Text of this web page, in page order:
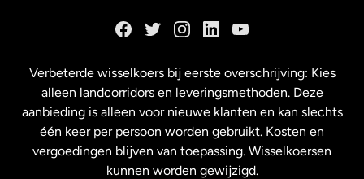
Maleisië
Nederland
Verbeterde wisselkoers bij eerste overschrijving: Kies
alleen landcorridors en leveringsmethoden. Deze
aanbieding is alleen voor nieuwe klanten en kan slechts
één keer per persoon worden gebruikt. Kosten en
vergoedingen blijven van toepassing. Wisselkoersen
kunnen worden gewijzigd.